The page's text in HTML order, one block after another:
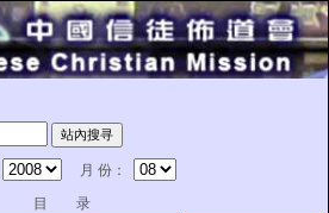
月 份：
目 录